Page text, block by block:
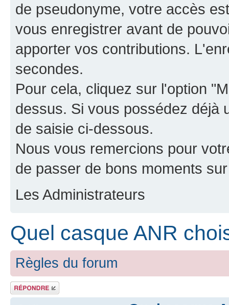
de pseudonyme, votre accès
vous enregistrer avant de
apporter vos contributions.
secondes.
Pour cela, cliquez sur l'option
dessus. Si vous possédez déjà
de saisie ci-dessous.
Nous vous remercions pour
de passer de bons moments
Les Administrateurs
Quel casque ANR
Règles du forum
Répondre